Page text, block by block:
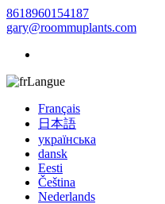
8618960154187
gary@roommuplants.com
Langue
Français
日本語
українська
dansk
Eesti
Čeština
Nederlands